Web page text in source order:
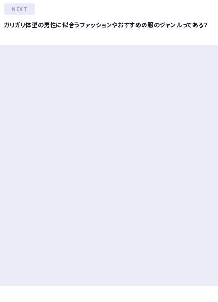
ガリガリ体型の男性に似合うファッションやおすすめの服のジャンルってある？